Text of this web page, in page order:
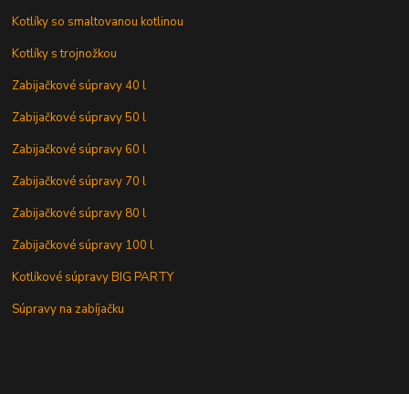
Kotlíky so smaltovanou kotlinou
Kotlíky s trojnožkou
Zabijačkové súpravy 40 l
Zabijačkové súpravy 50 l
Zabijačkové súpravy 60 l
Zabijačkové súpravy 70 l
Zabijačkové súpravy 80 l
Zabijačkové súpravy 100 l
Kotlíkové súpravy BIG PARTY
Súpravy na zabíjačku